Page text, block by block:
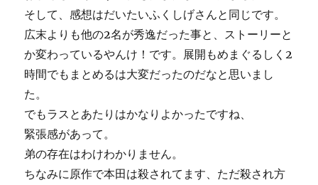
そして、感想はだいたいふくしげさんと同じです。
広末よりも他の2名が秀逸だった事と、ストーリーと
か変わっているやんけ！です。展開もめまぐるしく2
時間でもまとめるは大変だったのだなと思いまし
た。
でもラスとあたりはかなりよかったですね、
緊張感があって。
弟の存在はわけわかりません。
ちなみに原作で本田は殺されてます、ただ殺され方